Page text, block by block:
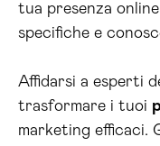
tua presenza
specifiche e
Affidarsi a esperti
trasformare i tuoi
marketing efficaci.